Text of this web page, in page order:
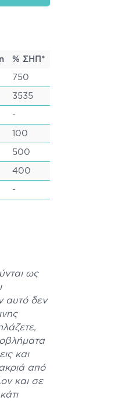
% ΣΗΠ*
750
3535
-
100
500
400
-
ως
αυτό δεν
και
από
και σε